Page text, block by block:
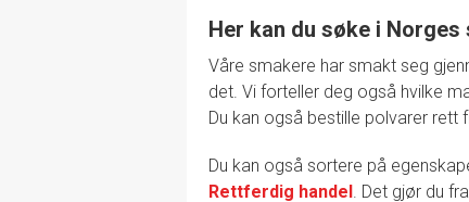
Her kan du søke i
Våre smakere har smakt seg
det. Vi forteller deg også hvilke
Du kan også bestille polvarer rett
Du kan også sortere på
Rettferdig handel. Det gjør du